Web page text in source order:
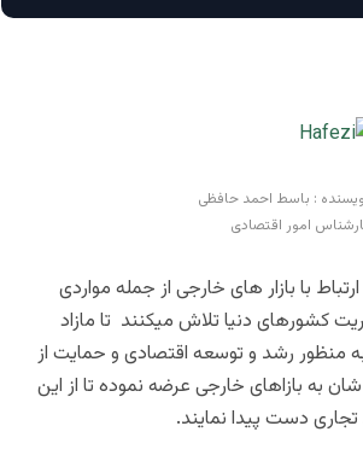
: باسط احمد حافظی
امور اقتصادی
با بازار های خارجی از جمله مواردی
کشورهای دنیا تلاش میکنند تا مازاد
به منظور رشد و توسعه اقتصادی و حمایت از
به بازاهای خارجی عرضه نموده تا از این
تجاری دست پیدا نمایند.